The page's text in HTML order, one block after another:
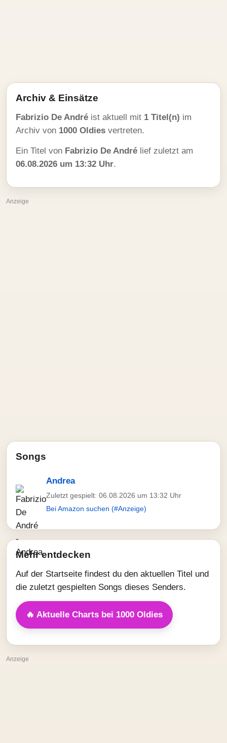
Archiv & Einsätze
Fabrizio De André ist aktuell mit 1 Titel(n) im
Archiv von 1000 Oldies vertreten.
Ein Titel von Fabrizio De André lief zuletzt am
06.08.2026 um 13:32 Uhr.
Anzeige
Songs
Andrea
Zuletzt gespielt: 06.08.2026 um 13:32 Uhr
Bei Amazon suchen (#Anzeige)
Mehr entdecken
Auf der Startseite findest du den aktuellen Titel und
die zuletzt gespielten Songs dieses Senders.
🔥 Aktuelle Charts bei 1000 Oldies
Anzeige